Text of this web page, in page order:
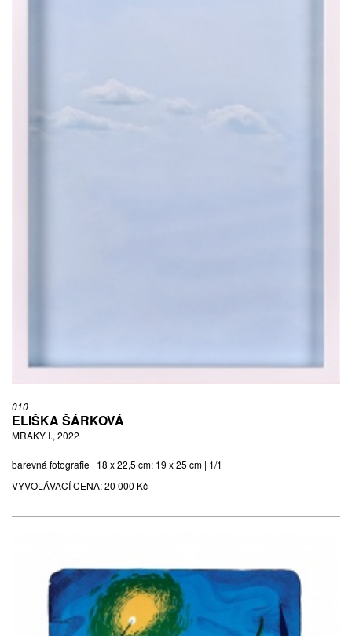
010
ELIŠKA ŠÁRKOVÁ
MRAKY I., 2022
barevná fotografie | 18 x 22,5 cm; 19 x 25 cm | 1/1
VYVOLÁVACÍ CENA:20 000 Kč